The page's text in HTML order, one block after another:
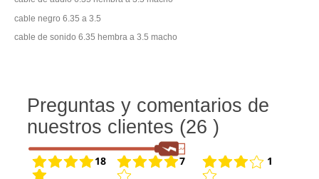
cable negro 6.35 a 3.5
cable de sonido 6.35 hembra a 3.5 macho
Preguntas y comentarios de
nuestros clientes (26 )
18
7
1